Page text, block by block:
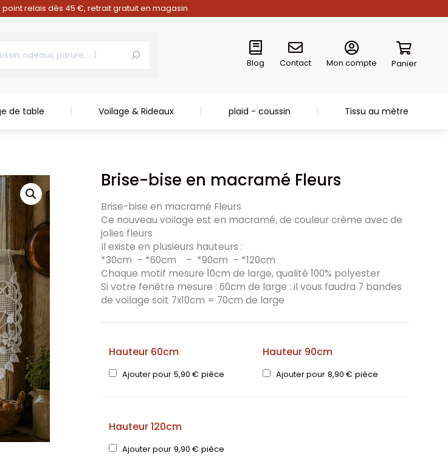
relais dès 45 €, retrait gratuit en magasin
Blog Contact Mon compte Panier
de table Voilage & Rideaux plaid - coussin Tissu au mètre
Brise-bise en macramé Fleurs
Brise-bise en macramé Fleurs
Ce nouveau voilage est en macramé, de couleur crème avec de
jolies fleurs
Il existe en plusieurs hauteurs :
*30cm – *60cm – *90cm – *120cm
Chaque motif mesure 10cm de large, qualité 100% polyester
Si votre fenêtre mesure : 60cm de large : il vous faudra 7 bandes
de voilage soit 7x10cm = 70cm de large
Hauteur 60cm
Ajouter pour 5,90€ pièce
Hauteur 90cm
Ajouter pour 8,90€ pièce
Hauteur 120cm
Ajouter pour 9,90€ pièce